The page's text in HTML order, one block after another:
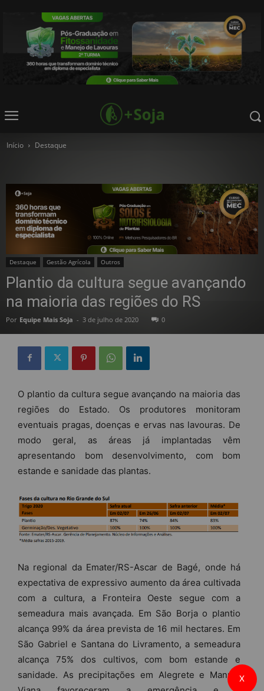
Início Destaque
Destaque Gestão Agrícola Outros
Plantio da cultura segue avançando
na maioria das regiões do RS
Por Equipe Mais Soja - 3 de julho de 2020 0
O plantio da cultura segue avançando na maioria das
regiões do Estado. Os produtores monitoram
eventuais pragas, doenças e ervas nas lavouras. De
modo geral, as áreas já implantadas vêm
apresentando bom desenvolvimento, com bom
estande e sanidade das plantas.
Na regional da Emater/RS-Ascar de Bagé, onde há
expectativa de expressivo aumento da área cultivada
com a cultura, a Fronteira Oeste segue com a
semeadura mais avançada. Em São Borja o plantio
alcança 99% da área prevista de 16 mil hectares. Em
São Gabriel e Santana do Livramento, a semeadura
alcança 75% dos cultivos, com bom estande e
sanidade. As precipitações em Alegrete e ManuelX